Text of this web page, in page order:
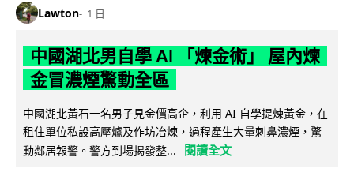
Lawton 1 日
中國湖北男自學 AI 「煉金術」 屋內煉
金冒濃煙驚動全區
中國湖北黃石一名男子見金價高企，利用 AI 自學提煉黃金，在
租住單位私設高壓爐及作坊冶煉，過程產生大量刺鼻濃煙，驚
動鄰居報警。警方到場揭發整...
閱讀全文